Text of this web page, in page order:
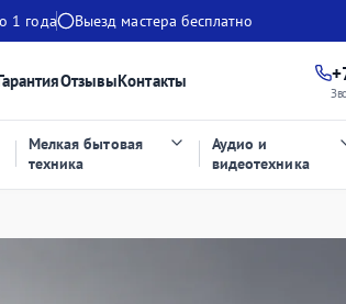
1 года Выезд мастера бесплатно
ОтзывыКонтакты
Мелкая бытовая
техника
Аудио и
видеотехника